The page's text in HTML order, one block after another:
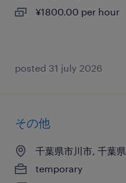
¥1800.00 per hour
posted 31 july 2026
その他
千葉県市川市, 千葉県
temporary